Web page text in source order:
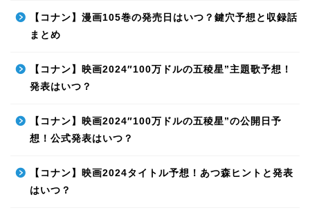
【コナン】漫画105巻の発売日はいつ？鍵穴予想と収録話
まとめ
【コナン】映画2024″100万ドルの五稜星”主題歌予想！
発表はいつ？
【コナン】映画2024″100万ドルの五稜星”の公開日予
想！公式発表はいつ？
【コナン】映画2024タイトル予想！あつ森ヒントと発表
はいつ？